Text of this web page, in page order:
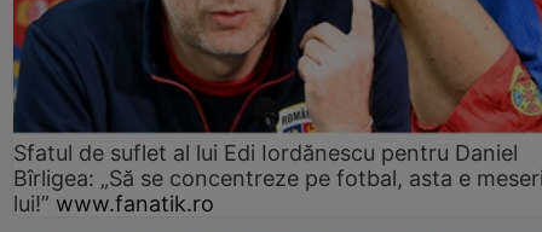
Sfatul de suflet al lui Edi Iordănescu pentru Daniel
Bîrligea: „Să se concentreze pe fotbal, asta e
lui!” www.fanatik.ro